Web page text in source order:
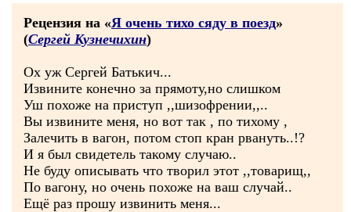
Рецензия на «Я очень тихо сяду в поезд»
(Сергей Кузнечихин)
Ох уж Сергей Батькич...
Извините конечно за прямоту,но слишком
Уш похоже на приступ ,,шизофрении,,..
Вы извините меня, но вот так , по тихому ,
Залечить в вагон, потом стоп кран рвануть..!?
И я был свидетель такому случаю..
Не буду описывать что творил этот ,,товарищ,,
По вагону, но очень похоже на ваш случай..
Ещё раз прошу извинить меня...